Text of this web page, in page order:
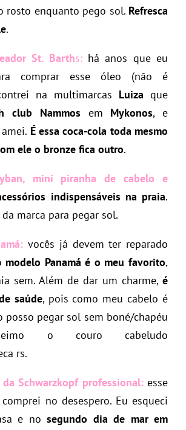
rosto enquanto pego sol. Refresca
.
St. Barths: há anos que eu
comprar esse óleo (não é
na multimarcas Luiza que
club Nammos em Mykonos, e
É essa coca-cola toda mesmo
ele o bronze fica outro.
mini piranha de cabelo e
indispensáveis na praia.
marca para pegar sol.
vocês já devem ter reparado
modelo Panamá é o meu favorito,
sem. Além de dar um charme, é
saúde, pois como meu cabelo é
pegar sol sem boné/chapéu
o couro cabeludo
rs.
Schwarzkopf professional:esse
no desespero. Eu esqueci
e no segundo dia de mar em